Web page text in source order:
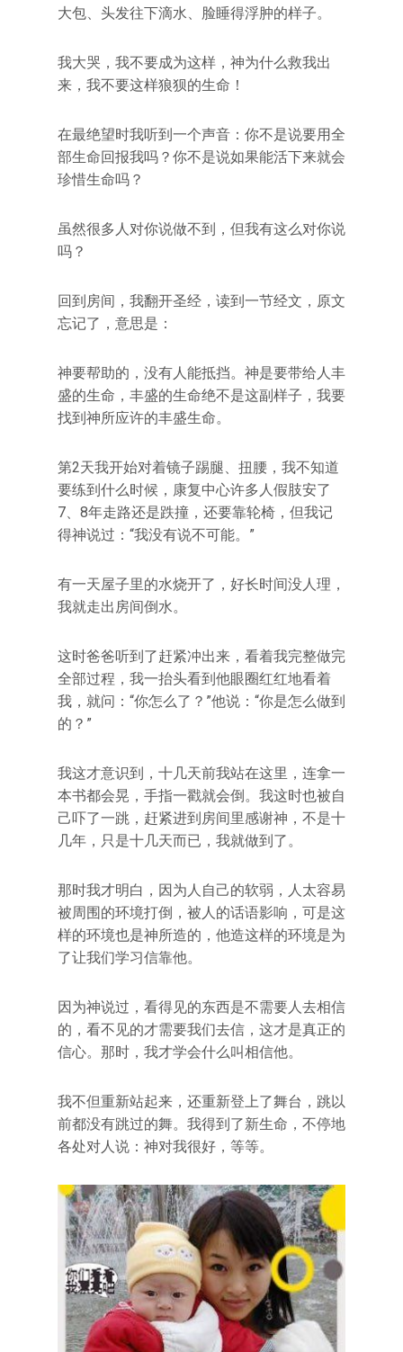
大包、头发往下滴水、脸睡得浮肿的样子。
我大哭，我不要成为这样，神为什么救我出
来，我不要这样狼狈的生命！
在最绝望时我听到一个声音：你不是说要用全
部生命回报我吗？你不是说如果能活下来就会
珍惜生命吗？
虽然很多人对你说做不到，但我有这么对你说
吗？
回到房间，我翻开圣经，读到一节经文，原文
忘记了，意思是：
神要帮助的，没有人能抵挡。神是要带给人丰
盛的生命，丰盛的生命绝不是这副样子，我要
找到神所应许的丰盛生命。
第2天我开始对着镜子踢腿、扭腰，我不知道
要练到什么时候，康复中心许多人假肢安了
7、8年走路还是跌撞，还要靠轮椅，但我记
得神说过：“我没有说不可能。”
有一天屋子里的水烧开了，好长时间没人理，
我就走出房间倒水。
这时爸爸听到了赶紧冲出来，看着我完整做完
全部过程，我一抬头看到他眼圈红红地看着
我，就问：“你怎么了？”他说：“你是怎么做到
的？”
我这才意识到，十几天前我站在这里，连拿一
本书都会晃，手指一戳就会倒。我这时也被自
己吓了一跳，赶紧进到房间里感谢神，不是十
几年，只是十几天而已，我就做到了。
那时我才明白，因为人自己的软弱，人太容易
被周围的环境打倒，被人的话语影响，可是这
样的环境也是神所造的，他造这样的环境是为
了让我们学习信靠他。
因为神说过，看得见的东西是不需要人去相信
的，看不见的才需要我们去信，这才是真正的
信心。那时，我才学会什么叫相信他。
我不但重新站起来，还重新登上了舞台，跳以
前都没有跳过的舞。我得到了新生命，不停地
各处对人说：神对我很好，等等。